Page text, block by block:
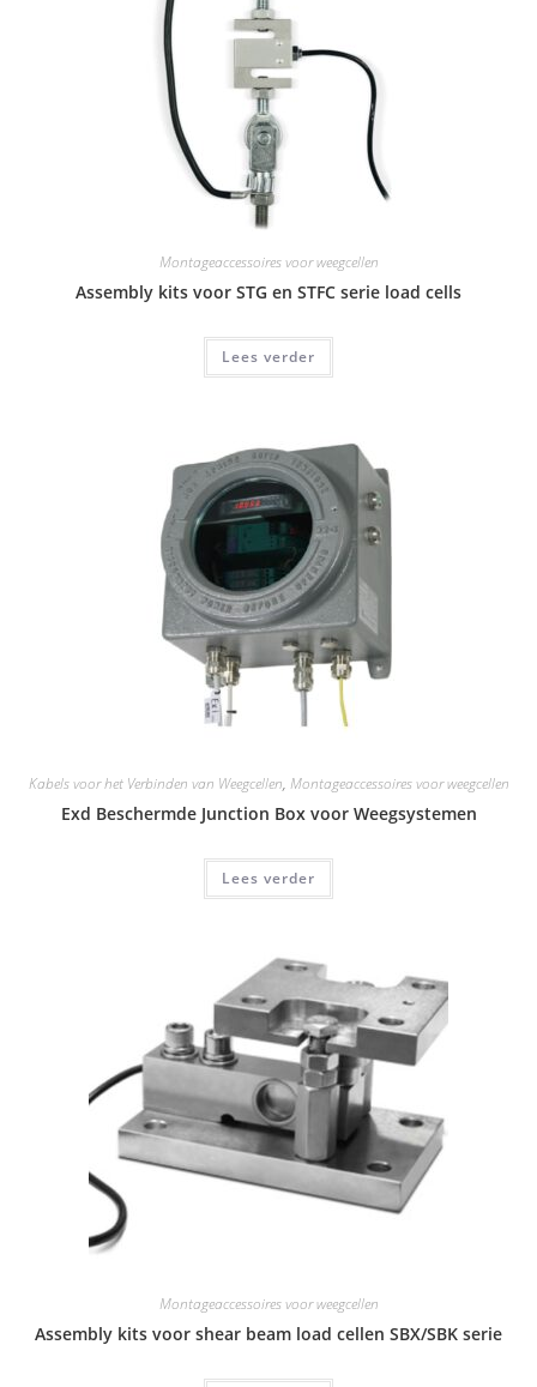
Montageaccessoires voor weegcellen
Assembly kits voor STG en STFC serie load cells
Lees verder
Kabels voor het Verbinden van Weegcellen, Montageaccessoires voor weegcellen
Exd Beschermde Junction Box voor Weegsystemen
Lees verder
Montageaccessoires voor weegcellen
Assembly kits voor shear beam load cellen SBX/SBK serie